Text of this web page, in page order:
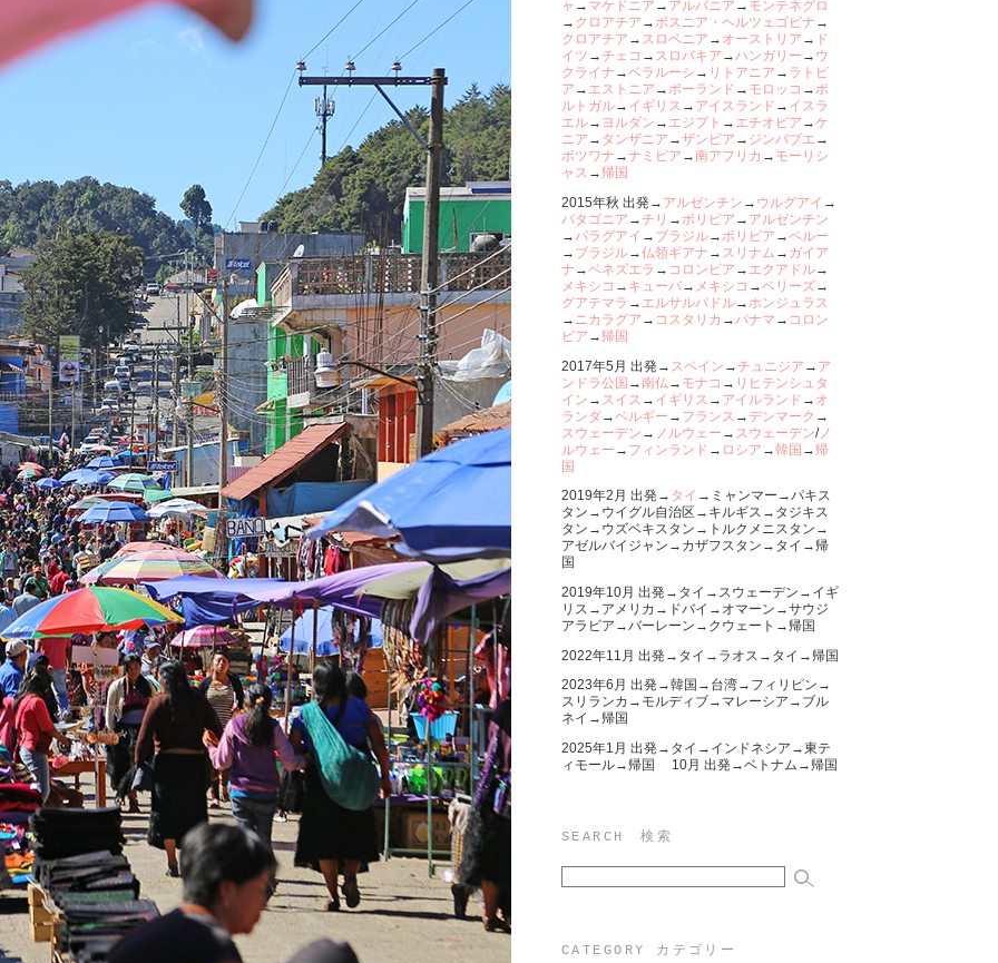
ャ → マケドニア → アルバニア → モンテネグロ
→ クロアチア → ボスニア・ヘルツェゴビナ →
クロアチア → スロベニア → オーストリア → ド
イツ →チェコ → スロバキア → ハンガリー → ウ
クライナ →ベラルーシ → リトアニア → ラトビ
ア → エストニア → ポーランド → モロッコ → ポ
ルトガル→ イギリス → アイスランド → イスラ
エル→ ヨルダン → エジプト → エチオピア →ケ
ニア → タンザニア →ザンビア → ジンバブエ →
ボツワナ →ナミビア →南アフリカ → モーリシ
ャス → 帰国
2015年秋 出発→ アルゼンチン → ウルグアイ →
パタゴニア →チリ → ボリビア → アルゼンチン
→ パラグアイ → ブラジル→ ボリビア →ペルー
→ ブラジル→仏領ギアナ → スリナム → ガイア
ナ →ベネズエラ → コロンビア → エクアドル→
メキシコ → キューバ→ メキシコ →ベリーズ→
グアテマラ → エルサルバドル→ ホンジュラス
→ ニカラグア → コスタリカ → パナマ → コロン
ビア → 帰国
2017年5月 出発→ スペイン →チュニジア → ア
ンドラ公国 →南仏 → モナコ → リヒテンシュタ
イン → スイス → イギリス → アイルランド → オ
ランダ→ベルギー → フランス → デンマーク →
スウェーデン → ノルウェー → スウェーデン/ノ
ルウェー → フィンランド → ロシア →韓国 → 帰
国
2019年2月 出発→ タイ →ミャンマー→パキス
タン→ウイグル自治区→キルギス→タジキス
タン→ウズベキスタン→トルクメニスタン→
アゼルバイジャン→カザフスタン→タイ→帰
国
2019年10月 出発→タイ→スウェーデン→イギ
リス→アメリカ→ドバイ→オマーン→サウジ
アラビア→バーレーン→クウェート→帰国
2022年11月 出発→タイ→ラオス→タイ→帰国
2023年6月 出発→韓国→台湾→フィリピン→
スリランカ→モルディブ→マレーシア→ブル
ネイ→帰国
2025年1月 出発→タイ→インドネシア→東テ
ィモール→帰国 10月 出発→ベトナム→帰国
SEARCH 検索
CATEGORY カテゴリー